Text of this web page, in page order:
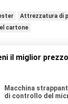
Attrezzatura di
cartone
il miglior
Macchina
di controllo del